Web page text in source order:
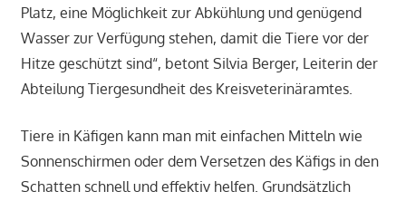
Platz, eine Möglichkeit zur Abkühlung und genügend
Wasser zur Verfügung stehen, damit die Tiere vor der
Hitze geschützt sind“, betont Silvia Berger, Leiterin der
Abteilung Tiergesundheit des Kreisveterinäramtes.
Tiere in Käfigen kann man mit einfachen Mitteln wie
Sonnenschirmen oder dem Versetzen des Käfigs in den
Schatten schnell und effektiv helfen. Grundsätzlich